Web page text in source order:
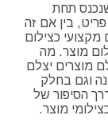
שנכנס תחת
בין אם זה
כצילום
מוצר. מה
מוצרים יצלם
וגם בחלק
הסיפור של
מוצר.